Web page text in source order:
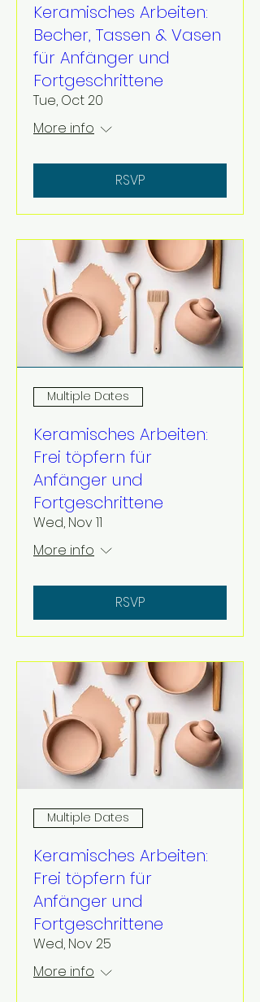
Keramisches Arbeiten:
Becher, Tassen & Vasen
für Anfänger und
Fortgeschrittene
Tue, Oct 20
More info
RSVP
Multiple Dates
Keramisches Arbeiten:
Frei töpfern für
Anfänger und
Fortgeschrittene
Wed, Nov 11
More info
RSVP
Multiple Dates
Keramisches Arbeiten:
Frei töpfern für
Anfänger und
Fortgeschrittene
Wed, Nov 25
More info